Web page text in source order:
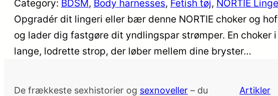
Category: BDSM, Body harnesses, Fetish tøj, NORTIE
Opgradér dit lingeri eller bær denne NORTIE choker og
og lader dig fastgøre dit yndlingspar strømper. En
lange, lodrette strop, der løber mellem dine bryster…
De frækkeste sexhistorier og sexnoveller – du
Artikler